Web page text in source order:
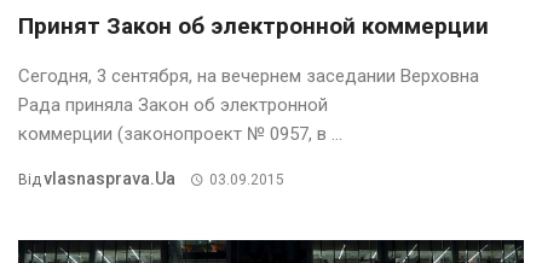
Принят Закон об электронной коммерции
Сегодня, 3 сентября, на вечернем заседании Верховна
Рада приняла Закон об электронной
коммерции (законопроект № 0957, в ...
Від Vlasnasprava.ua 03.09.2015